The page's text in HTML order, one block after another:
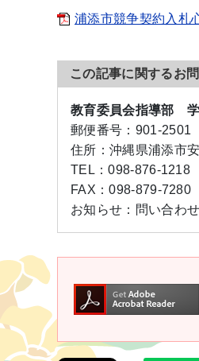
浦添市競争契約入札
この記事に関するお
教育委員会指導部
郵便番号： 901-2501
住所： 沖縄県浦添市
TEL：098-876-1218
FAX：098-879-7280
お知らせ： 問い合わ